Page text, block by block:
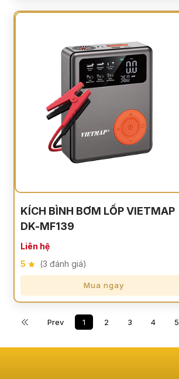
KÍCH BÌNH BƠM LỐP VIETMAP
DK-MF139
Liên hệ
5
(3 đánh giá)
Mua ngay
Prev 1 2 3 4 5